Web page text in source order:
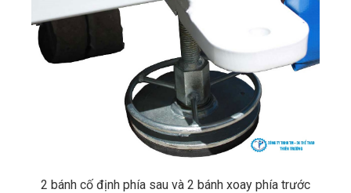
2 bánh cố định phía sau và 2 bánh xoay phía trước